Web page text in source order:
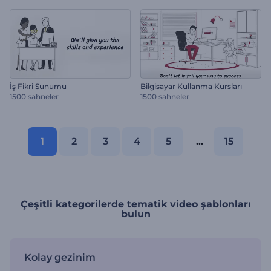
İş Fikri Sunumu
1500 sahneler
Bilgisayar Kullanma Kursları
1500 sahneler
1 2 3 4 5 ... 15
Çeşitli kategorilerde tematik video şablonları
bulun
Kolay gezinim